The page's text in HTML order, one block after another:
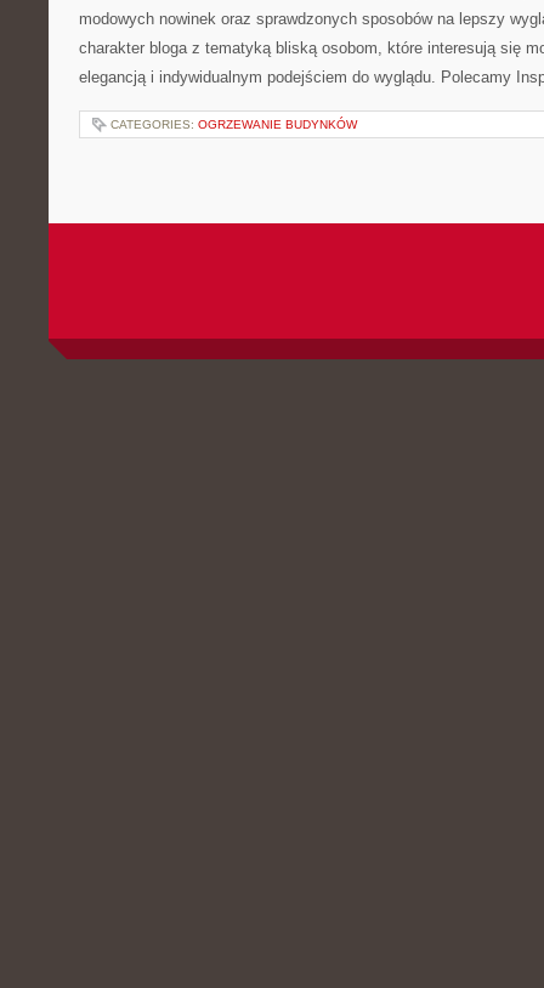
modowych nowinek oraz sprawdzonych sposobów na lepszy
charakter bloga z tematyką bliską osobom, które interesują się
elegancją i indywidualnym podejściem do wyglądu. Polecamy
CATEGORIES: OGRZEWANIE BUDYNKÓW